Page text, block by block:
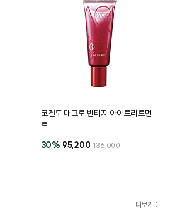
코겐도 매크로 빈티지 아이트리트먼
트
30% 95,200 136,000
더보기